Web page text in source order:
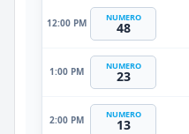
12:00 PM NUMERO
48
1:00 PM NUMERO
23
2:00 PM NUMERO
13